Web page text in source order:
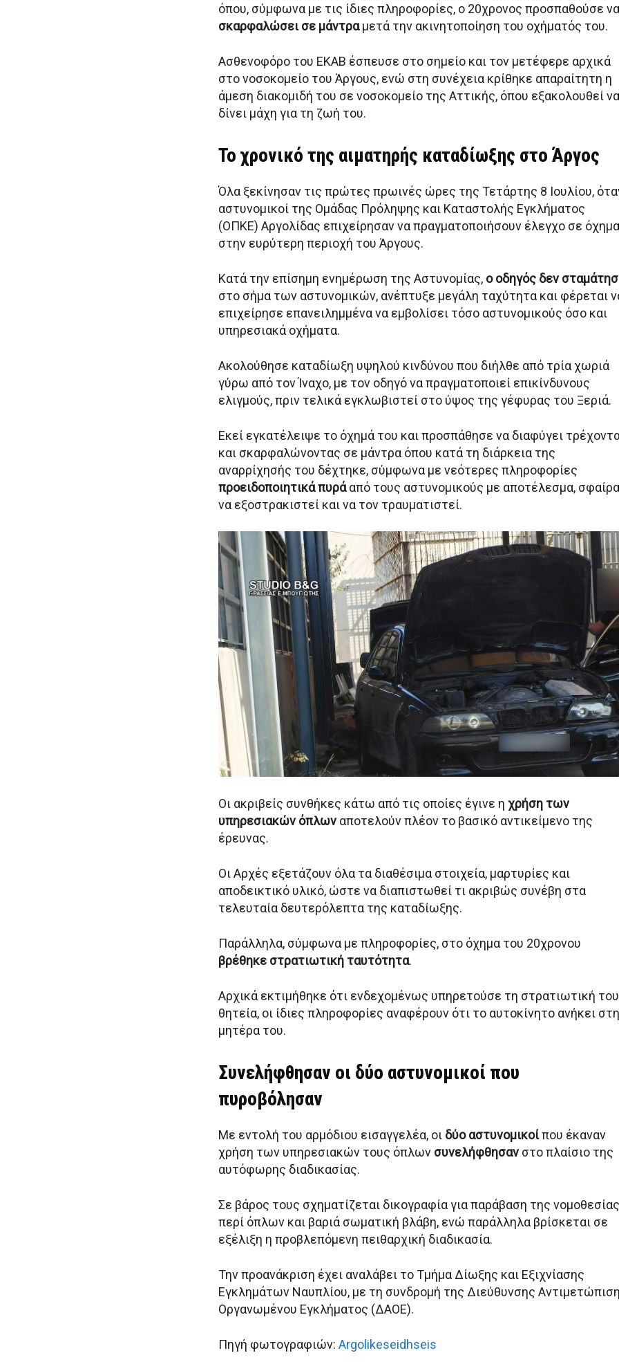
όπου, σύμφωνα με τις ίδιες πληροφορίες, ο 20χρονος προσπαθούσε να
σκαρφαλώσει σε μάντραμετά την ακινητοποίηση του οχήματός του.
Ασθενοφόρο του ΕΚΑΒ έσπευσε στο σημείο και τον μετέφερε αρχικά
στο νοσοκομείο του Άργους, ενώ στη συνέχεια κρίθηκε απαραίτητη η
άμεση διακομιδή του σε νοσοκομείο της Αττικής, όπου εξακολουθεί να
δίνει μάχη για τη ζωή του.
Το χρονικό της αιματηρής καταδίωξης στο Άργος
Όλα ξεκίνησαν τις πρώτες πρωινές ώρες της Τετάρτης 8 Ιουλίου,
αστυνομικοί της Ομάδας Πρόληψης και Καταστολής Εγκλήματος
(ΟΠΚΕ) Αργολίδας επιχείρησαν να πραγματοποιήσουν έλεγχο σε όχημα
στην ευρύτερη περιοχή του Άργους.
Κατά την επίσημη ενημέρωση της Αστυνομίας, ο οδηγός δεν
στο σήμα των αστυνομικών, ανέπτυξε μεγάλη ταχύτητα και φέρεται
επιχείρησε επανειλημμένα να εμβολίσει τόσο αστυνομικούς όσο και
υπηρεσιακά οχήματα.
Ακολούθησε καταδίωξη υψηλού κινδύνου που διήλθε από τρία χωριά
γύρω από τον Ίναχο, με τον οδηγό να πραγματοποιεί επικίνδυνους
ελιγμούς, πριν τελικά εγκλωβιστεί στο ύψος της γέφυρας του Ξεριά.
Εκεί εγκατέλειψε το όχημά του και προσπάθησε να διαφύγει
και σκαρφαλώνοντας σε μάντρα όπου κατά τη διάρκεια της
αναρρίχησής του δέχτηκε, σύμφωνα με νεότερες πληροφορίες
προειδοποιητικά πυράαπό τους αστυνομικούς με αποτέλεσμα, σφαίρα
να εξοστρακιστεί και να τον τραυματιστεί.
Οι ακριβείς συνθήκες κάτω από τις οποίες έγινε η χρήση των
υπηρεσιακών όπλωναποτελούν πλέον το βασικό αντικείμενο της
έρευνας.
Οι Αρχές εξετάζουν όλα τα διαθέσιμα στοιχεία, μαρτυρίες και
αποδεικτικό υλικό, ώστε να διαπιστωθεί τι ακριβώς συνέβη στα
τελευταία δευτερόλεπτα της καταδίωξης.
Παράλληλα, σύμφωνα με πληροφορίες, στο όχημα του 20χρονου
βρέθηκε στρατιωτική ταυτότητα.
Αρχικά εκτιμήθηκε ότι ενδεχομένως υπηρετούσε τη στρατιωτική του
θητεία, οι ίδιες πληροφορίες αναφέρουν ότι το αυτοκίνητο ανήκει στη
μητέρα του.
Συνελήφθησαν οι δύο αστυνομικοί που
πυροβόλησαν
Με εντολή του αρμόδιου εισαγγελέα, οι δύο αστυνομικοίπου έκαναν
χρήση των υπηρεσιακών τους όπλων συνελήφθησανστο πλαίσιο της
αυτόφωρης διαδικασίας.
Σε βάρος τους σχηματίζεται δικογραφία για παράβαση της νομοθεσίας
περί όπλων και βαριά σωματική βλάβη, ενώ παράλληλα βρίσκεται σε
εξέλιξη η προβλεπόμενη πειθαρχική διαδικασία.
Την προανάκριση έχει αναλάβει το Τμήμα Δίωξης και Εξιχνίασης
Εγκλημάτων Ναυπλίου, με τη συνδρομή της Διεύθυνσης
Οργανωμένου Εγκλήματος (ΔΑΟΕ).
Πηγή φωτογραφιών: Argolikeseidhseis